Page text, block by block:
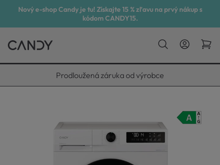
Nový e-shop Candy je tu! Získajte 15 % zľavu na prvý nákup s
kódom CANDY15.
Vyneseme, zapojíme, odvezeme